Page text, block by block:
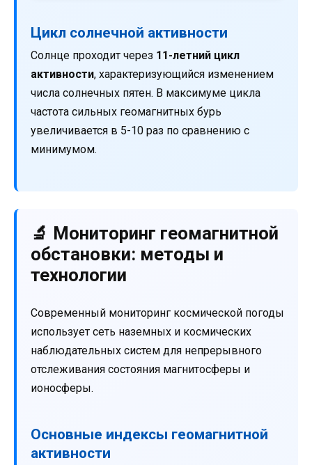
Цикл солнечной активности
Солнце проходит через 11-летний цикл
активности, характеризующийся изменением
числа солнечных пятен. В максимуме цикла
частота сильных геомагнитных бурь
увеличивается в 5-10 раз по сравнению с
минимумом.
🔬 Мониторинг геомагнитной
обстановки: методы и
технологии
Современный мониторинг космической погоды
использует сеть наземных и космических
наблюдательных систем для непрерывного
отслеживания состояния магнитосферы и
ионосферы.
Основные индексы геомагнитной
активности